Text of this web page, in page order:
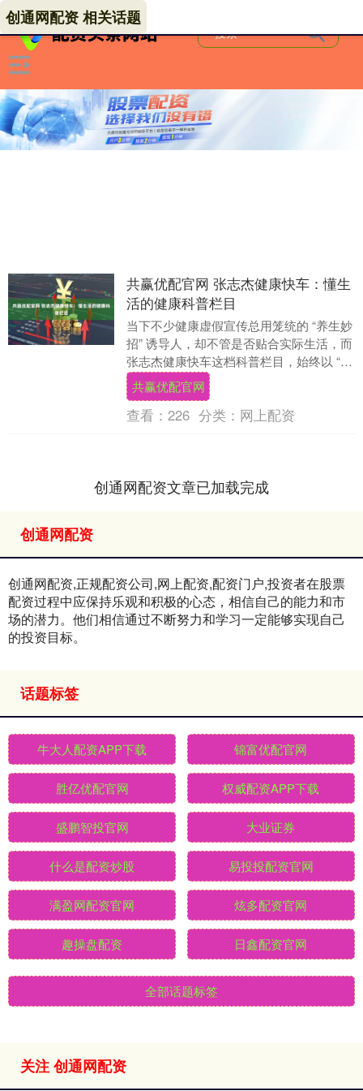
创通网配资 相关话题
共赢优配官网 张志杰健康快车：懂生
活的健康科普栏目
当下不少健康虚假宣传总用笼统的 “养生妙
招” 诱导人，却不管是否贴合实际生活，而
张志杰健康快车这档科普栏目，始终以 “贴
场景、留余地、纯分享” 为核心传递知
识，....
共赢优配官网
查看： 226 分类： 网上配资
创通网配资文章已加载完成
创通网配资
创通网配资,正规配资公司,网上配资,配资门户,投资者在股票
配资过程中应保持乐观和积极的心态，相信自己的能力和市
场的潜力。他们相信通过不断努力和学习一定能够实现自己
的投资目标。
话题标签
牛大人配资APP下载 锦富优配官网
胜亿优配官网 权威配资APP下载
盛鹏智投官网 大业证券
什么是配资炒股 易投投配资官网
满盈网配资官网 炫多配资官网
趣操盘配资 日鑫配资官网
全部话题标签
关注 创通网配资